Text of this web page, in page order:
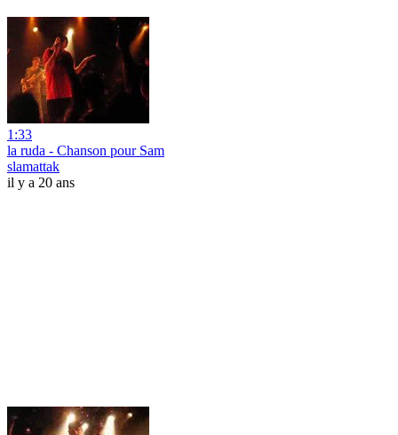
1:33
la ruda - Chanson pour Sam
slamattak
il y a 20 ans